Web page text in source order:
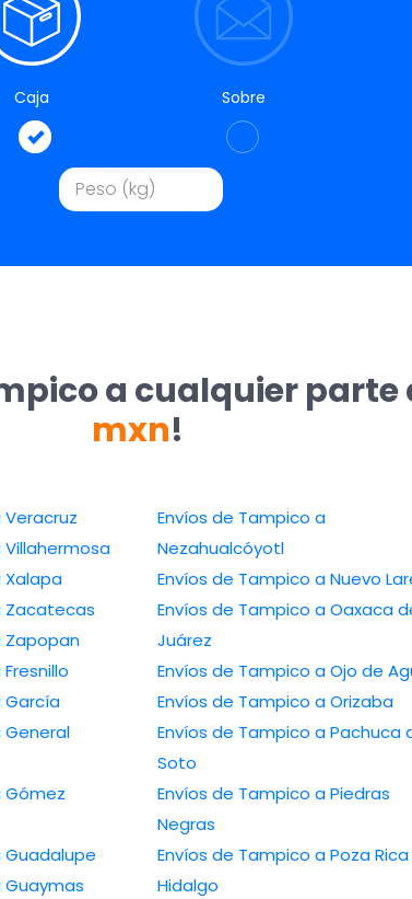
Caja Sobre
a cualquier parte
mxn!
de Tampico a Veracruz
de Tampico a Villahermosa
de Tampico a Xalapa
de Tampico a Zacatecas
de Tampico a Zapopan
de Tampico a Fresnillo
de Tampico a García
de Tampico a Guadalupe
de Tampico a Guaymas
Envíos de Tampico a
Nezahualcóyotl
Envíos de Tampico a
Envíos de Tampico a Oaxaca de
Juárez
Envíos de Tampico a Ojo
Envíos de Tampico a Orizaba
Envíos de Tampico a Pachuca de
Soto
Envíos de Tampico a Piedras
Negras
Envíos de Tampico a Poza Rica de
Hidalgo